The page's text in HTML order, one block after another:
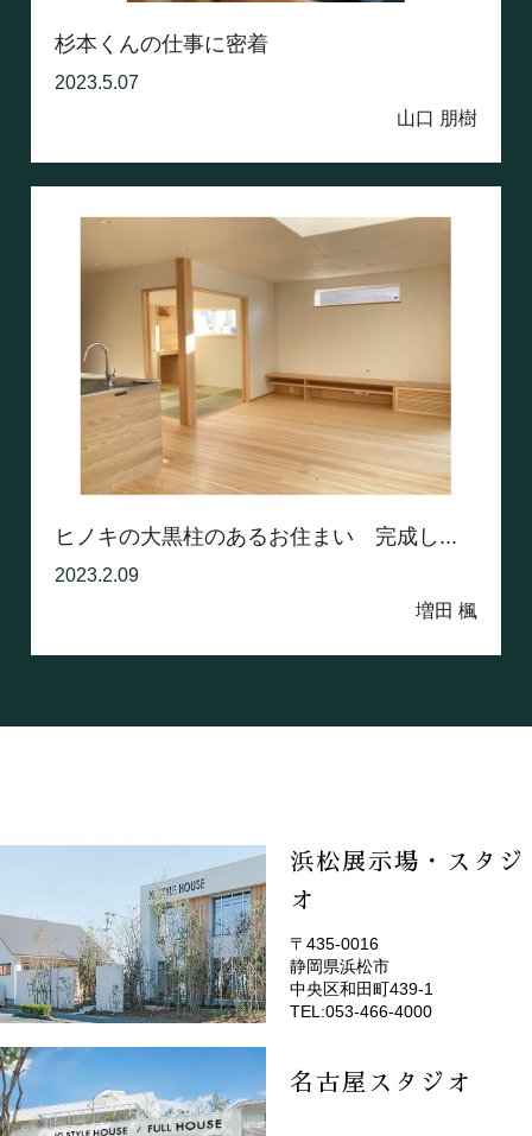
杉本くんの仕事に密着
2023.5.07
山口 朋樹
ヒノキの大黒柱のあるお住まい 完成し...
2023.2.09
増田 楓
浜松展示場・スタジ
オ
(EMOTOP浜松)
〒435-0016
静岡県浜松市
中央区和田町439-1
TEL:053-466-4000
名古屋スタジオ